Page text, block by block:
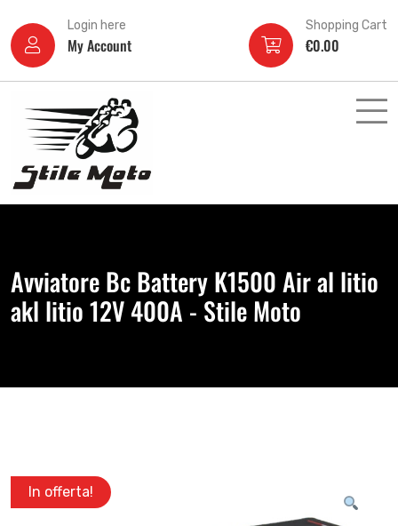
Login here
My Account
Shopping Cart
€0.00
Avviatore Bc Battery K1500 Air al litio
akl litio 12V 400A - Stile Moto
In offerta!